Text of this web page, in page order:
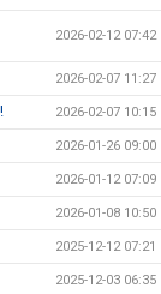
2026-02-12 07:42
2026-02-07 11:27
2026-02-07 10:15
2026-01-26 09:00
2026-01-12 07:09
2026-01-08 10:50
2025-12-12 07:21
2025-12-03 06:35